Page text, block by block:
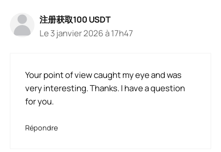
注册获取100 USDT
Le 3 janvier 2026 à 17h47
Your point of view caught my eye and was
very interesting. Thanks. I have a question
for you.
Répondre